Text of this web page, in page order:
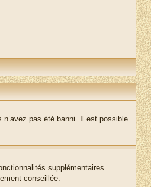
pas été banni. Il est possible
supplémentaires
conseillée.